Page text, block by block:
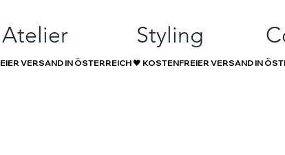
Atelier Styling